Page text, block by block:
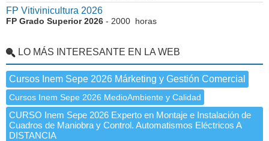
FP Vitivinicultura 2026
FP Grado Superior 2026 - 2000 horas
LO MÁS INTERESANTE EN LA WEB
Cursos Inem Sepe 2026 Márketing y Gestión Comercial
Cursos Inem Sepe 2026 MedioAmbiente y Calidad
CURSO Inem Sepe 2026 Experto en Montaje e Instalación de
Cuadros de Maniobra y Control. Automatismos Eléctricos A
DISTANCIA